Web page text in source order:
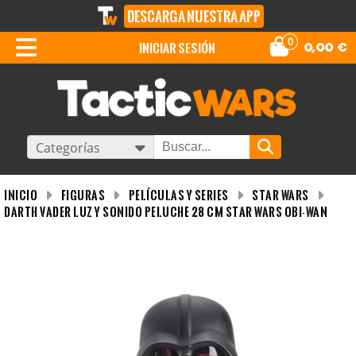
DESCARGA NUESTRA APP
0 0,00 €
iniciar sesión
Categorías
INICIO Figuras Películas y Series
Star Wars
Darth Vader Luz y Sonido Peluche 28 CM Star Wars Obi-Wan